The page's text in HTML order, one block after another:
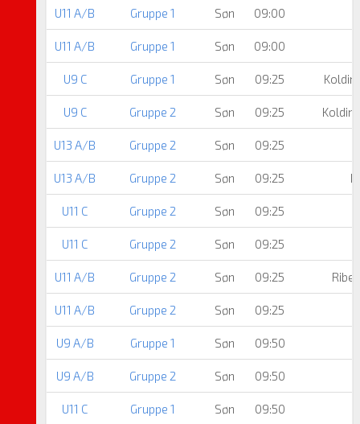
U11 A/B Gruppe 1 Søn 09:00
U11 A/B Gruppe 1 Søn 09:00
U9 C Gruppe 1 Søn 09:25
U9 C Gruppe 2 Søn 09:25
U13 A/B Gruppe 2 Søn 09:25
U13 A/B Gruppe 2 Søn 09:25
U11 C Gruppe 2 Søn 09:25
U11 C Gruppe 2 Søn 09:25
U11 A/B Gruppe 2 Søn 09:25 Ribe
U11 A/B Gruppe 2 Søn 09:25
U9 A/B Gruppe 1 Søn 09:50
U9 A/B Gruppe 2 Søn 09:50
U11 C Gruppe 1 Søn 09:50